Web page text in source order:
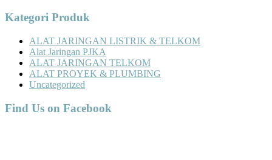
Kategori Produk
ALAT JARINGAN LISTRIK & TELKOM
Alat Jaringan PJKA
ALAT JARINGAN TELKOM
ALAT PROYEK & PLUMBING
Uncategorized
Find Us on Facebook